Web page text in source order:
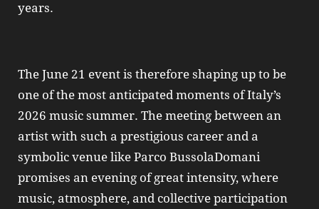
years.
The June 21 event is therefore shaping up to be
one of the most anticipated moments of Italy’s
2026 music summer. The meeting between an
artist with such a prestigious career and a
symbolic venue like Parco BussolaDomani
promises an evening of great intensity, where
music, atmosphere, and collective participation